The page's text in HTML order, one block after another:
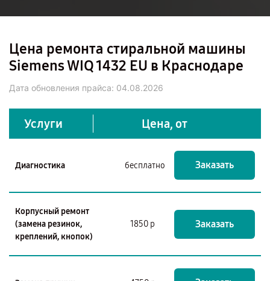
Цена ремонта стиральной машины
Siemens WIQ 1432 EU в Краснодаре
Дата обновления прайса: 04.08.2026
Услуги Цена, от
Диагностика бесплатно Заказать
Корпусный ремонт
(замена резинок,
креплений, кнопок)
1850 р Заказать